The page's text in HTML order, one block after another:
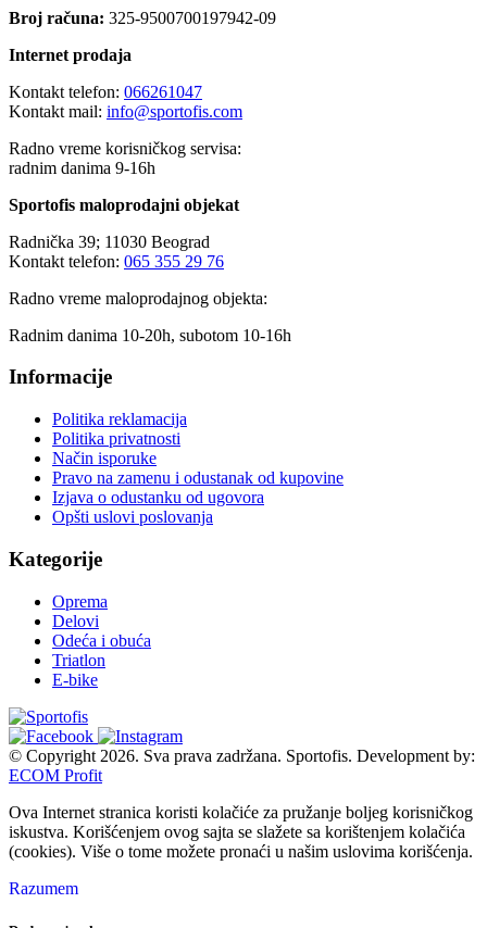
Broj računa: 325-9500700197942-09
Internet prodaja
Kontakt telefon: 066261047
Kontakt mail: info@sportofis.com
Radno vreme korisničkog servisa:
radnim danima 9-16h
Sportofis maloprodajni objekat
Radnička 39; 11030 Beograd
Kontakt telefon: 065 355 29 76
Radno vreme maloprodajnog objekta:
Radnim danima 10-20h, subotom 10-16h
Informacije
Politika reklamacija
Politika privatnosti
Način isporuke
Pravo na zamenu i odustanak od kupovine
Izjava o odustanku od ugovora
Opšti uslovi poslovanja
Kategorije
Oprema
Delovi
Odeća i obuća
Triatlon
E-bike
© Copyright 2026. Sva prava zadržana. Sportofis. Development by:
ECOM Profit
Ova Internet stranica koristi kolačiće za pružanje boljeg korisničkog
iskustva. Korišćenjem ovog sajta se slažete sa korištenjem kolačića
(cookies). Više o tome možete pronaći u našim uslovima korišćenja.
Razumem